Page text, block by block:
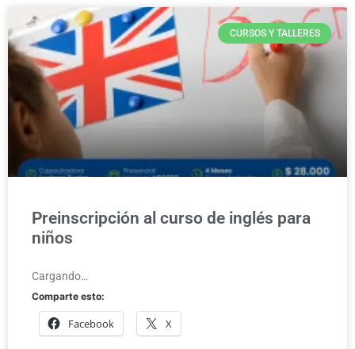
CURSOS Y TALLERES
Preinscripción al curso de inglés para
niños
Cargando…
Comparte esto:
Facebook X